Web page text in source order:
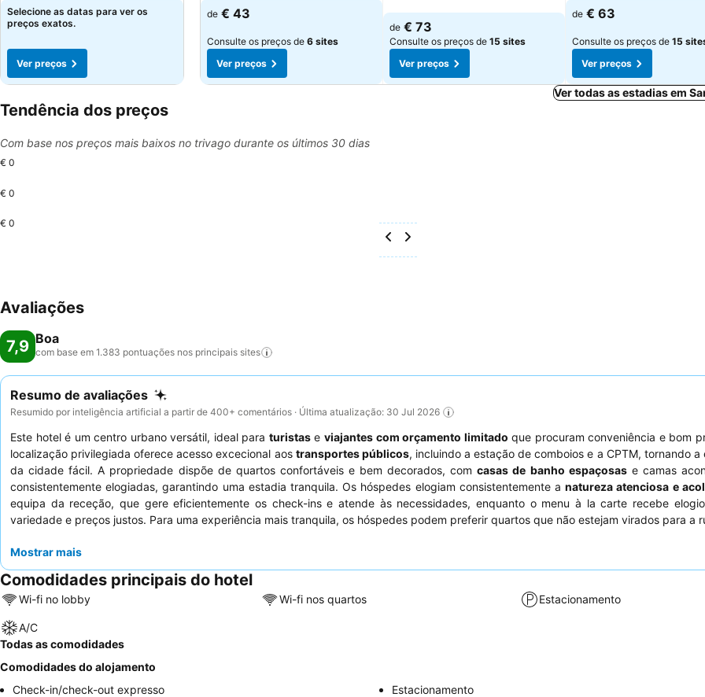
Selecione as datas para ver os
preços exatos.
Ver preços
de € 43
Consulte os preços de 6 sites
Ver preços
de € 73
Consulte os preços de 15 sites
Ver preços
de € 63
Consulte os preços de 15
Ver preços
Ver todas as estadias em
Tendência dos preços
Com base nos preços mais baixos no trivago durante os últimos 30 dias
€ 0
€ 0
€ 0
Avaliações
7,9 Boa
com base em 1.383 pontuações nos principais sites
Resumo de avaliações
Resumido por inteligência artificial a partir de 400+ comentários · Última atualização: 30 Jul 2026
Este hotel é um centro urbano versátil, ideal para turistaseviajantes com orçamento limitado que procuram conveniência e bom
localização privilegiada oferece acesso excecional aos transportes públicos, incluindo a estação de comboios e a CPTM, tornando a
da cidade fácil. A propriedade dispõe de quartos confortáveis e bem decorados, comcasas de banho espaçosase camas
consistentemente elogiadas, garantindo uma estadia tranquila. Os hóspedes elogiam consistentemente anatureza atenciosa e
equipa da receção, que gere eficientemente os check-ins e atende às necessidades, enquanto o menu à la carte recebe
variedade e preços justos. Para uma experiência mais tranquila, os hóspedes podem preferir quartos que não estejam virados para a
Mostrar mais
Comodidades principais do hotel
Wi-fi no lobby Wi-fi nos quartos Estacionamento
A/C
Todas as comodidades
Comodidades do alojamento
Check-in/check-out expresso
Estacionamento